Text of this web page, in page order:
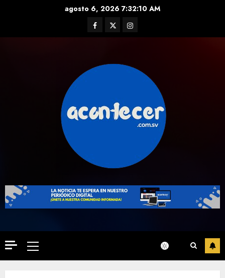
agosto 6, 2026 7:32:10 AM
Facebook
TwitterInstagram
Primary
Menu